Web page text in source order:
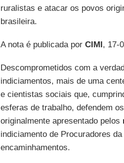
ruralistas e atacar os povos
brasileira.
A nota é publicada por CIMI, 17-
Descomprometidos com a
indiciamentos, mais de uma
e cientistas sociais que,
esferas de trabalho, defendem os
originalmente apresentado pelos
indiciamento de Procuradores
encaminhamentos.